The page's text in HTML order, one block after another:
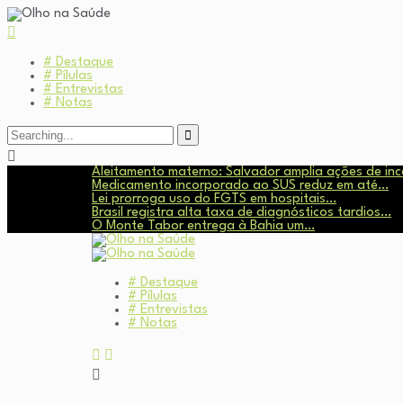
# Destaque
# Pílulas
# Entrevistas
# Notas
Search
for:
Aleitamento materno: Salvador amplia ações de
Medicamento incorporado ao SUS reduz em até…
Lei prorroga uso do FGTS em hospitais…
Brasil registra alta taxa de diagnósticos tardios…
O Monte Tabor entrega à Bahia um…
# Destaque
# Pílulas
# Entrevistas
# Notas